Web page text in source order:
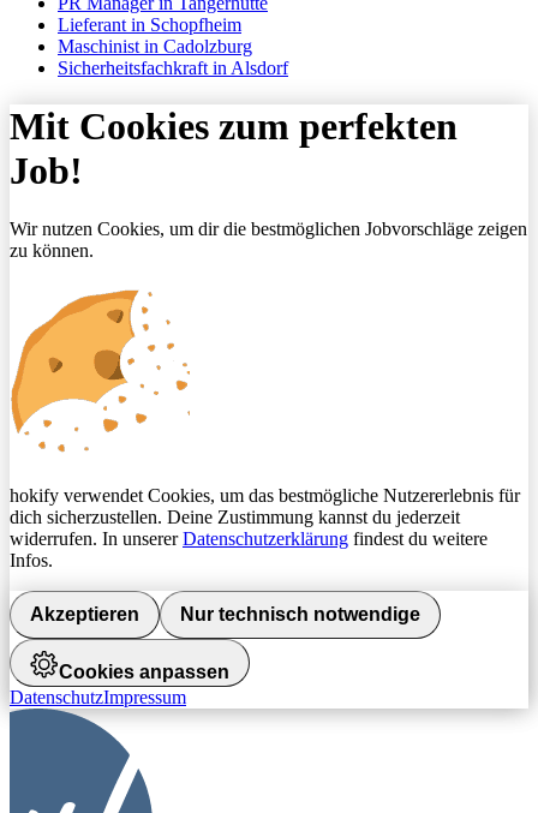
Lieferant in Schopfheim
Maschinist in Cadolzburg
Sicherheitsfachkraft in Alsdorf
Mit Cookies zum perfekten
Job!
Wir nutzen Cookies, um dir die bestmöglichen Jobvorschläge zeigen
zu können.
hokify verwendet Cookies, um das bestmögliche Nutzererlebnis für
dich sicherzustellen. Deine Zustimmung kannst du jederzeit
widerrufen. In unsererDatenschutzerklärung findest du weitere
Infos.
Akzeptieren Nur technisch notwendige
Cookies anpassen
DatenschutzImpressum